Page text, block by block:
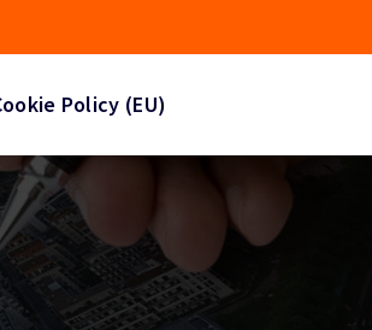
Policy (EU)